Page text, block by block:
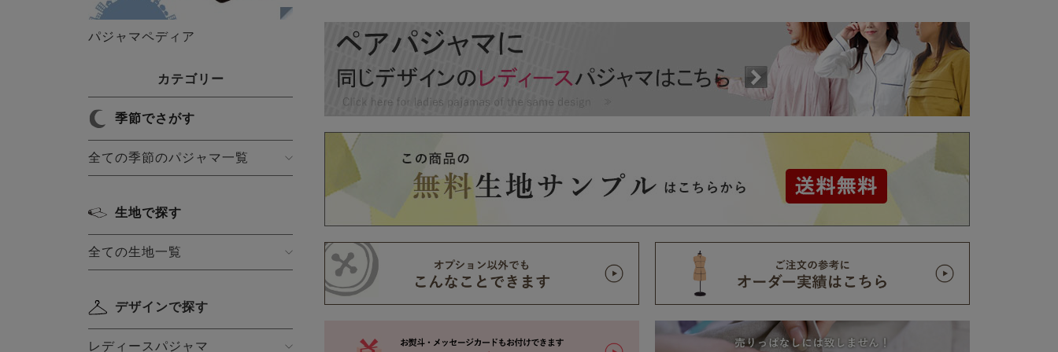
パジャマペディア
カテゴリー
季節でさがす
全ての季節のパジャマ一覧
生地で探す
全ての生地一覧
デザインで探す
レディースパジャマ